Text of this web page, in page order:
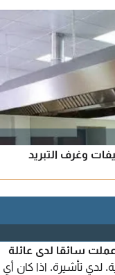
وغرف التبريد
سائقا لدى عائلة
لدي تأشيرة. اذا كان أي